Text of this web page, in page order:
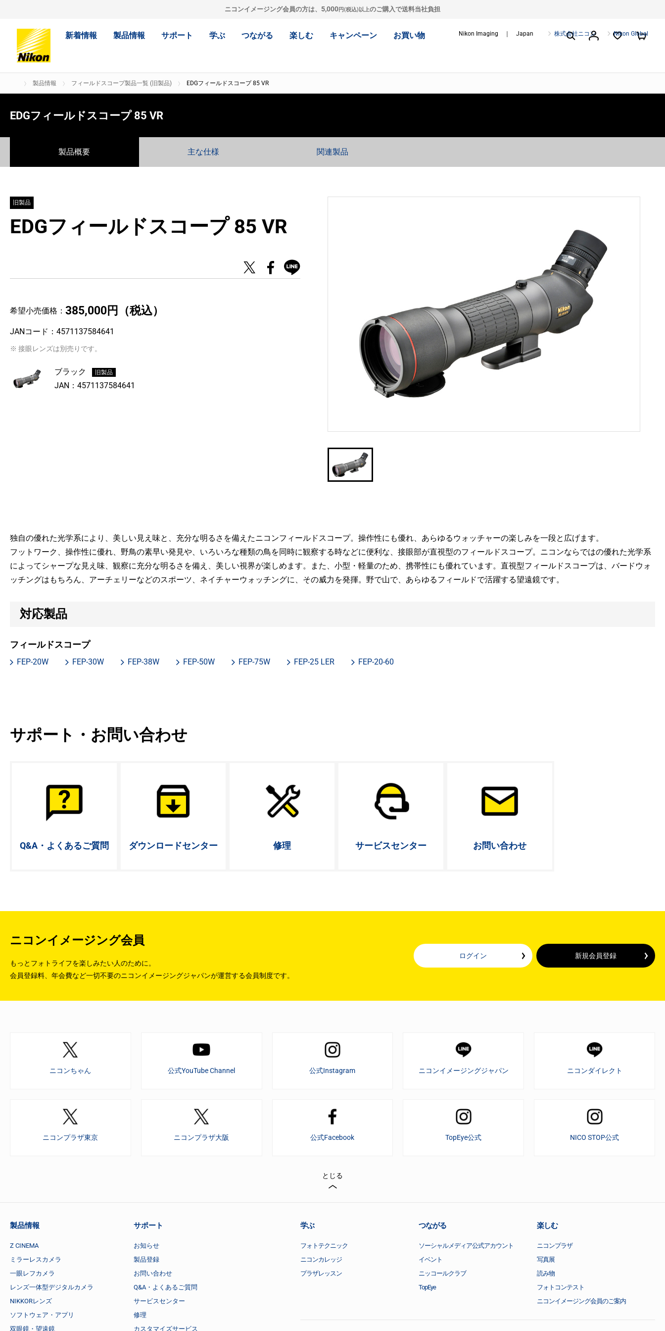
ニコンイメージング会員の方は、 5,000円(税込)以上のご購入で送料当社負担
新着情報 製品情報 サポート 学ぶ つながる 楽しむ キャンペーン お買い物 Nikon Imaging ｜ Japan 株式会社ニコン Nikon Global
製品情報 フィールドスコープ製品一覧 (旧製品) EDGフィールドスコープ 85 VR
EDGフィールドスコープ 85 VR
製品概要 主な仕様 関連製品
旧製品
EDGフィールドスコープ 85 VR
希望小売価格： 385,000円 （税込）
JANコード： 4571137584641
※ 接眼レンズは別売りです。
ブラック 旧製品
JAN： 4571137584641
独自の優れた光学系により、美しい見え味と、充分な明るさを備えたニコンフィールドスコープ。操作性にも優れ、あらゆるウォッチャーの楽しみを一段と広げます。
フットワーク、操作性に優れ、野鳥の素早い発見や、いろいろな種類の鳥を同時に観察する時などに便利な、接眼部が直視型のフィールドスコープ。ニコンならではの優れた光学系
によってシャープな見え味、観察に充分な明るさを備え、美しい視界が楽しめます。また、小型・軽量のため、携帯性にも優れています。直視型フィールドスコープは、バードウォ
ッチングはもちろん、アーチェリーなどのスポーツ、ネイチャーウォッチングに、その威力を発揮。野で山で、あらゆるフィールドで活躍する望遠鏡です。
対応製品
フィールドスコープ
FEP-20W FEP-30W FEP-38W FEP-50W FEP-75W FEP-25 LER FEP-20-60
サポート・お問い合わせ
Q&A・よく あるご質問 ダウンロードセンター 修理 サービスセンター お問い合わせ
ニコンイメージング会員
もっとフォトライフを楽しみたい人のために。
会員登録料、年会費など一切不要のニコンイメージングジャパンが運営する会員制度です。
ログイン 新規会員登録
ニコンちゃん 公式YouTube Channel 公式Instagram ニコンイメージングジャパン ニコンダイレクト
ニコンプラザ東京 ニコンプラザ大阪 公式Facebook TopEye公式 NICO STOP公式
とじる
製品情報
Z CINEMA
ミラーレスカメラ
一眼レフカメラ
レンズ一体型デジタルカメラ
NIKKORレンズ
ソフトウェア・アプリ
双眼鏡・望遠鏡
サポート
お知らせ
製品登録
お問い合わせ
Q&A・よくあるご質問
サービスセンター
修理
カスタマイズサービス
学ぶ
フォトテクニック
ニコンカレッジ
プラザレッスン
つながる
ソーシャルメディア公式アカウント
イベント
ニッコールクラブ
TopEye
楽しむ
ニコンプラザ
写真展
読み物
フォトコンテスト
ニコンイメージング会員のご案内